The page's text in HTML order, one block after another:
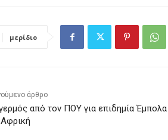
μερίδιο
άρθρο
από τον ΠΟΥ για επιδημία Έμπολα